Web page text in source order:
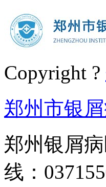
Copyright ?
郑州市银
郑州银屑
线：